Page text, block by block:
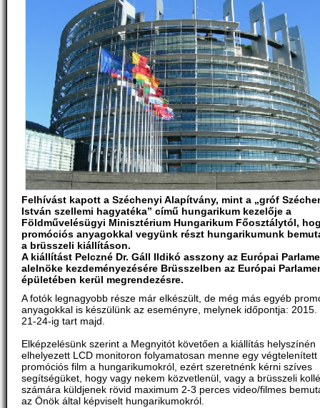
Felhívást kapott a Széchenyi Alapítvány, mint a „gróf
István szellemi hagyatéka” című hungarikum kezelője a
Földművelésügyi Minisztérium Hungarikum Főosztálytól,
promóciós anyagokkal vegyünk részt hungarikumunk
a brüsszeli kiállításon.
A kiállítást Pelczné Dr. Gáll Ildikó asszony az Európai
alelnöke kezdeményezésére Brüsszelben az Európai
épületében kerül megrendezésre.
A fotók legnagyobb része már elkészült, de még más egyéb
anyagokkal is készülünk az eseményre, melynek időpontja: 2015.
21-24-ig tart majd.
Elképzelésünk szerint a Megnyitót követően a kiállítás helyszínén
elhelyezett LCD monitoron folyamatosan menne egy végtelenített
promóciós film a hungarikumokról, ezért szeretnénk kérni szíves
segítségüket, hogy vagy nekem közvetlenül, vagy a brüsszeli
számára küldjenek rövid maximum 2-3 perces video/filmes
az Önök által képviselt hungarikumokról.